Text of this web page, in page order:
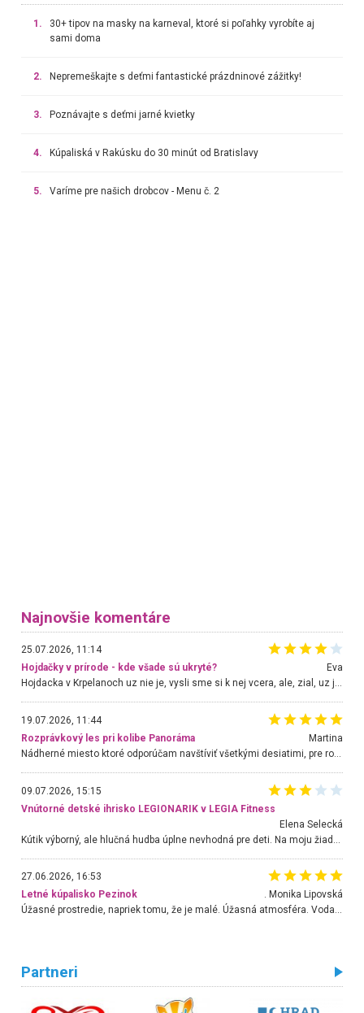
1.
30+ tipov na masky na karneval, ktoré si poľahky vyrobíte aj
sami doma
2. Nepremeškajte s deťmi fantastické prázdninové zážitky!
3. Poznávajte s deťmi jarné kvietky
4. Kúpaliská v Rakúsku do 30 minút od Bratislavy
5. Varíme pre našich drobcov - Menu č. 2
Najnovšie komentáre
25.07.2026, 11:14
Hojdačky v prírode - kde všade sú ukryté?
Eva
Hojdacka v Krpelanoch uz nie je, vysli sme si k nej vcera, ale, zial, uz je znicena. Ak sem planujete cestu len kvoli hojdacke, mozete si ju usetrit. Krasny vyhlad je tu vsak aj bez hojdacky :-)
19.07.2026, 11:44
Rozprávkový les pri kolibe Panoráma
Martina
Nádherné miesto ktoré odporúčam navštíviť všetkými desiatimi, pre rodiny s deťmi, dôchodcom... Proste a jednoducho ozaj rozprávkový les.. určite ešte prídeme. Odniesli sme si na pamiatku krásne tričká,
09.07.2026, 15:15
Vnútorné detské ihrisko LEGIONARIK v LEGIA Fitness
Elena Selecká
27.06.2026, 16:53
Letné kúpalisko Pezinok
. Monika Lipovská
Úžasné prostredie, napriek tomu, že je malé. Úžasná atmosféra. Voda fantastická a nádherná. Ľudí je pomerne veľa, ale su mili a ohľaduplní. Je veľmi zaujímavé sledovať, ako dokážu spolu športovať cudzí ľudia a bez ohľadu na vek. Vládne tu pohoda. Vnuka neviem dostať z vody. Ďakujem za krásny deň . Urcite sa sem vrátim. Jediný problém je s parkovaním, ale aj ten sa mi podarilo vyriešiť. Monika Bratislava
Partneri